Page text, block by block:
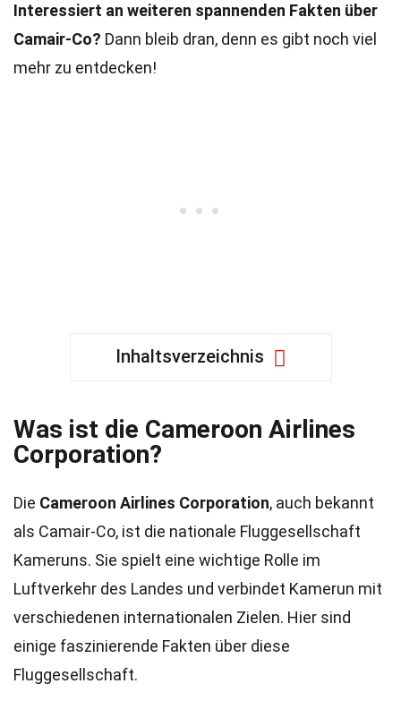
Interessiert an weiteren spannenden Fakten über
Camair-Co? Dann bleib dran, denn es gibt noch viel
mehr zu entdecken!
Inhaltsverzeichnis
Was ist die Cameroon Airlines
Corporation?
Die Cameroon Airlines Corporation, auch bekannt
als Camair-Co, ist die nationale Fluggesellschaft
Kameruns. Sie spielt eine wichtige Rolle im
Luftverkehr des Landes und verbindet Kamerun mit
verschiedenen internationalen Zielen. Hier sind
einige faszinierende Fakten über diese
Fluggesellschaft.